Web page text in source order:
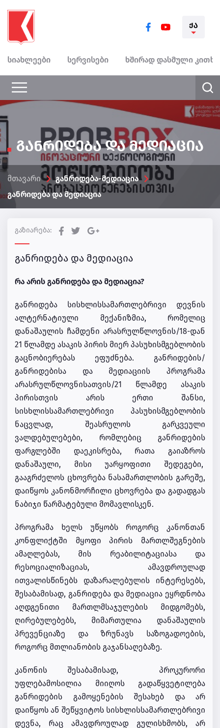
ᲥᲐ
სიახლეები სერვისები ხშირად დასმული
განრიდება და მედიაცია
მთავარი
განრიდება-მედიაცია
განრიდება და მედიაცია
გაზიარება:
განრიდება და მედიაცია
რა არის განრიდება და მედიაცია?
განრიდება სისხლისსამართლებრივი დევნის
ალტერნატიული მექანიზმია, რომელიც
დანაშაულის ჩამდენი არასრულწლოვნის/18-დან
21 წლამდე ასაკის პირის მიერ პასუხისმგებლობის
გაცნობიერებას ეფუძნება. განრიდების/
განრიდებისა და მედიაციის პროგრამა
არასრულწლოვნისათვის/21 წლამდე ასაკის
პირისთვის არის ერთი შანსი,
სისხლისსამართლებრივი პასუხისმგებლობის
ნაცვლად, შეასრულოს გარკვეული
ვალდებულებები, რომლებიც განრიდების
ფარგლებში დაეკისრება, რათა გაიაზროს
დანაშაული, მისი უარყოფითი შედეგები,
გააგრძელოს ცხოვრება ნასამართლობის გარეშე,
დაიწყოს კანონმორჩილი ცხოვრება და გადადგას
ნაბიჯი წარმატებული მომავლისკენ.
პროგრამა ხელს უწყობს როგორც კანონთან
კონფლიქტში მყოფი პირის მართლშეგნების
ამაღლებას, მის რეაბილიტაციასა და
რესოციალიზაციას, ამავდროულად
ითვალისწინებს დაზარალებულის ინტერესებს,
შესაბამისად, განრიდება და მედიაცია ეყრდნობა
აღდგენითი მართლმსაჯულების მიდგომებს,
ღირებულებებს, მიმართულია დანაშაულის
პრევენციაზე და ზრუნავს საზოგადოების,
როგორც მთლიანობის გაჯანსაღებაზე.
კანონის შესაბამისად, პროკურორი
უფლებამოსილია მიიღოს გადაწყვეტილება
განრიდების გამოყენების შესახებ და არ
დაიწყოს ან შეწყვიტოს სისხლისსამართლებრივი
დევნა, რაც ამავდროულად გულისხმობს, არ